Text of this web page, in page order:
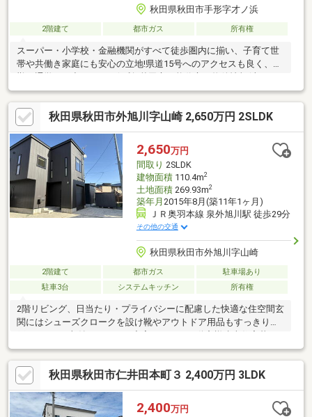
秋田県秋田市手形字才ノ浜
2階建て 都市ガス 所有権
スーパー・小学校・金融機関がすべて徒歩圏内に揃い、子育て世
帯や共働き家庭にも安心の立地!県道15号へのアクセスも良く、通
イ・買いタイ)はイエステーションノーベル不動産へお任せ下さ
い!
秋田県秋田市外旭川字山崎 2,650万円 2SLDK
2,650万円
間取り 2SLDK
建物面積110.4m2
土地面積269.93m2
築年月 2015年8月(築11年1ヶ月)
ＪＲ奥羽本線 泉外旭川駅 徒歩29分
その他の交通
秋田県秋田市外旭川字山崎
2階建て 都市ガス
駐車場あり
駐車3台
システムキッチン 所有権
2階リビング、日当たり・プライバシーに配慮した快適な住空間玄
関にはシューズクロークを設け靴やアウトドア用品もすっきり納
しやすさを追求した、魅力あふれる物件です。宅地１７１.９３㎡
公衆用道路９８㎡秋田市・能代市の物件情報(売りタイ・買いタ
イ)はイエステーションノーベル不動産へお任せ下さい!
秋田県秋田市仁井田本町３ 2,400万円 3LDK
2,400万円